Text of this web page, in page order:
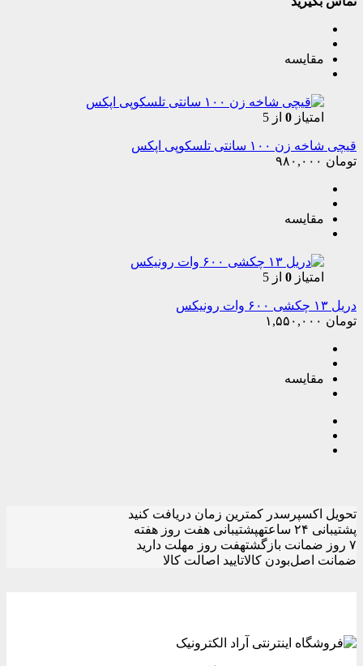
مقایسه
امتیاز 0 از 5
قیچی شاخه زن ۱۰۰ سانتی تلسکوپی اپکس
تومان
مقایسه
امتیاز 0 از 5
دریل ۱۳ چکشی ۶۰۰ وات رونیکس
تومان
مقایسه
تحویل اکسپرسدر کمترین زمان دریافت کنید
پشتیبانی ۲۴ ساعته
پشتیبانی هفت روز هفته
۷ روز ضمانت بازگشت
هفت روز مهلت دارید
ضمانت اصل‌بودن کالاتایید اصالت کالا